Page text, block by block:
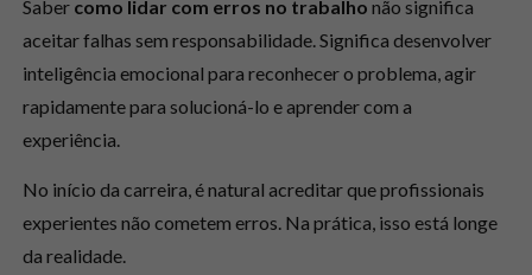
Saber como lidar com erros no trabalho não significa
aceitar falhas sem responsabilidade. Significa desenvolver
inteligência emocional para reconhecer o problema, agir
rapidamente para solucioná-lo e aprender com a
experiência.
No início da carreira, é natural acreditar que profissionais
experientes não cometem erros. Na prática, isso está longe
da realidade.